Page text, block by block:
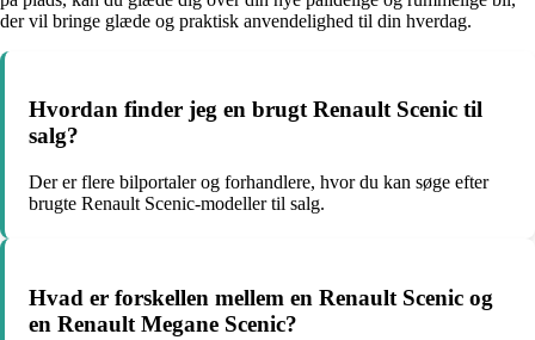
der vil bringe glæde og praktisk anvendelighed til din hverdag.
Hvordan finder jeg en brugt Renault Scenic til
salg?
Der er flere bilportaler og forhandlere, hvor du kan søge efter
brugte Renault Scenic-modeller til salg.
Hvad er forskellen mellem en Renault Scenic og
en Renault Megane Scenic?